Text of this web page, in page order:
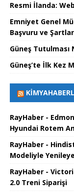
Resmi İlanda:
Emniyet Genel
Başvuru ve Şartlar
Güneş Tutulması
Güneş’te İlk Kez
RayHaber -
Hyundai Rotem
RayHaber -
Modeliyle
RayHaber -
2.0 Treni Siparişi